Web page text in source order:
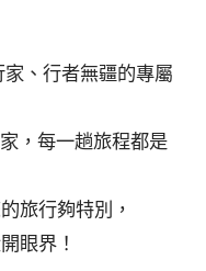
、行者無疆的專屬
，每一趟旅程都是
旅行夠特別，
眼界！